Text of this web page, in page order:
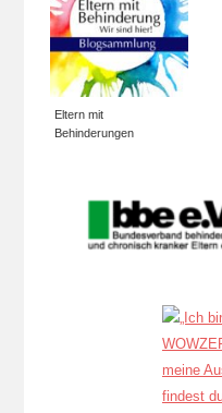
Eltern mit
Behinderungen